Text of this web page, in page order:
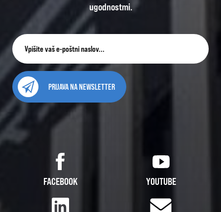
ugodnostmi.
PRIJAVA NA NEWSLETTER
FACEBOOK YOUTUBE